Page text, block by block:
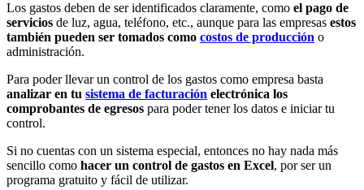
Los gastos deben de ser identificados claramente, como el pago de
servicios de luz, agua, teléfono, etc., aunque para las empresas estos
también pueden ser tomados como costos de producción o
administración.
Para poder llevar un control de los gastos como empresa basta
analizar en tu sistema de facturación electrónica los
comprobantes de egresos para poder tener los datos e iniciar tu
control.
Si no cuentas con un sistema especial, entonces no hay nada más
sencillo como hacer un control de gastos en Excel, por ser un
programa gratuito y fácil de utilizar.